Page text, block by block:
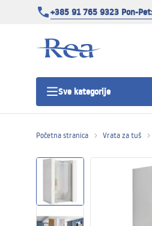
+385 91 765 9323 Pon-
Sve kategorije
Tuš kade
Početna stranica Vrata za tuš